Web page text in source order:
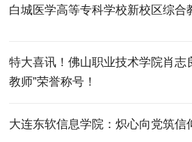
白城医学高等专科学校新校区综合
特大喜讯！佛山职业技术学院肖志
教师”荣誉称号！
大连东软信息学院：炽心向党筑信